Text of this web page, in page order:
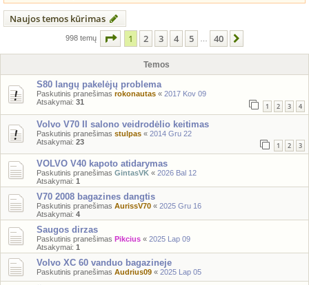
Naujos temos kūrimas
998 temų Puslapis 1iš 40
1 2 3 4 5 40
Temos
S80 langų pakelėjų problema
Paskutinis pranešimas rokonautas « 2017 Kov 09
Atsakymai: 31 1 2 3 4
Volvo V70 II salono veidrodėlio keitimas
Paskutinis pranešimas stulpas « 2014 Gru 22
Atsakymai: 23 1 2 3
VOLVO V40 kapoto atidarymas
Paskutinis pranešimas GintasVK « 2026 Bal 12
Atsakymai: 1
V70 2008 bagazines dangtis
Paskutinis pranešimas AurissV70 « 2025 Gru 16
Atsakymai: 4
Saugos dirzas
Paskutinis pranešimas Pikcius « 2025 Lap 09
Atsakymai: 1
Volvo XC 60 vanduo bagazineje
Paskutinis pranešimas Audrius09 « 2025 Lap 05